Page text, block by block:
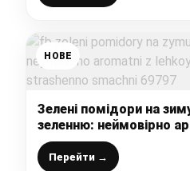
НОВЕ
Зелені помідори на
зеленню: неймовірно
гостринкою і
Перейти →